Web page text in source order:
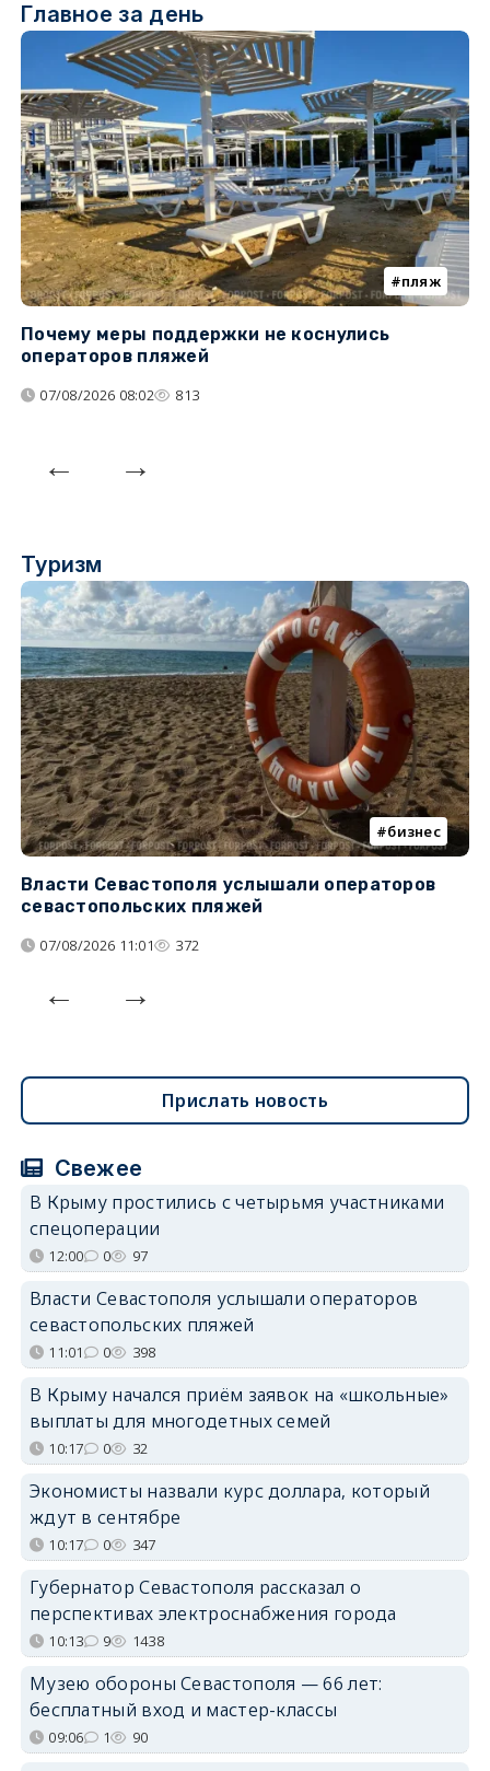
Главное за день
пляж
Почему меры поддержки не коснулись
операторов пляжей
07/08/2026 08:02 813
Туризм
бизнес
Власти Севастополя услышали операторов
севастопольских пляжей
07/08/2026 11:01 372
Прислать новость
Свежее
В Крыму простились с четырьмя участниками
спецоперации
12:00 0 97
Власти Севастополя услышали операторов
севастопольских пляжей
11:01 0 398
В Крыму начался приём заявок на «школьные»
выплаты для многодетных семей
10:17 0 32
Экономисты назвали курс доллара, который
ждут в сентябре
10:17 0 347
Губернатор Севастополя рассказал о
перспективах электроснабжения города
10:13 9 1438
Музею обороны Севастополя — 66 лет:
бесплатный вход и мастер-классы
09:06 1 90